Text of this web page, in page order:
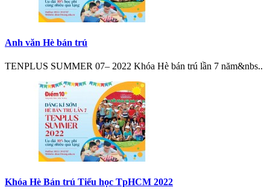
Anh văn Hè bán trú
TENPLUS SUMMER 07– 2022 Khóa Hè bán trú lần 7 năm&nbs..
Khóa Hè Bán trú Tiểu học TpHCM 2022